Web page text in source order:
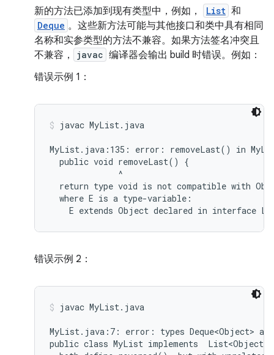
新的方法已添加到现有类型中，例如，
List 和
Deque 。这些新方法可能与其他接口和类中具有相同
名称和实参类型的方法不兼容。如果方法签名冲突且
不兼容，
javac 编译器会输出 build 时错误。例如：
错误示例 1：
javac MyList.java
MyList.java:135: error: removeLast() in
  public void removeLast() {
              ^
return type void is not compatible with
  where E is a type-variable:
错误示例 2：
javac MyList.java
MyList.java:7: error: types Deque<Object>
public class MyList implements  List<Object>,